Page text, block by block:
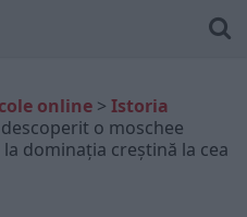
online > Istoria
o moschee
dominația creștină la cea